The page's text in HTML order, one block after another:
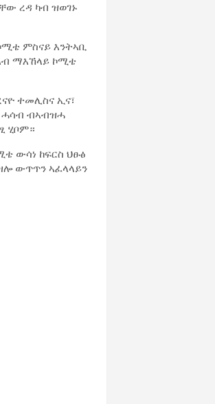
ረዳ ካብ ዝወገኑ
ምስናይ እንትኣቢ
ማእኸላይ ኮሚቴ
ተመሊስና ኢና፣
ሓሳብ ብኣብዝሓ
ሂቦም።
ውሳነ ከፍርስ ህፁፅ
ውጥጥን ኣፈላላይን